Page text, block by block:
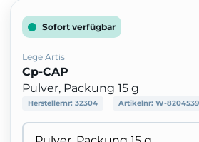
Sofort verfügbar
Lege Artis
Cp-CAP
Pulver, Packung 15 g
Herstellernr: 32304 Artikelnr: W-8204539